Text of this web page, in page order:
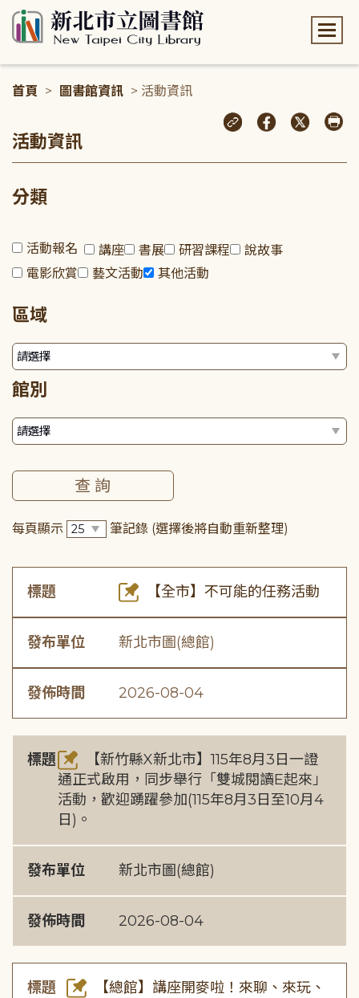
首頁 > 圖書館資訊 > 活動資訊
活動資訊
分類
活動報名 講座 書展 研習課程
說故事
電影欣賞
藝文活動 其他活動
區域
館別
每頁顯示 筆記錄 (選擇後將自動重新整理)
標題 【全市】不可能的任務活動
發布單位 新北市圖(總館)
發佈時間 2026-08-04
標題
【新竹縣X新北市】115年8月3日一證
通正式啟用，同步舉行「雙城閱讀E起來」
活動，歡迎踴躍參加(115年8月3日至10月4
日)。
發布單位 新北市圖(總館)
發佈時間 2026-08-04
標題
【總館】講座開麥啦！來聊、來玩、